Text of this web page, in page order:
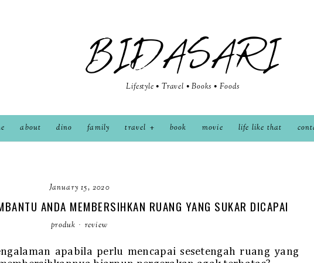
BIDASARI
Lifestyle • Travel • Books • Foods
about dino family travel book movie life like that
January 15, 2020
ANDA MEMBERSIHKAN RUANG YANG SUKAR DICAPAI
produk · review
apabila perlu mencapai sesetengah ruang yang